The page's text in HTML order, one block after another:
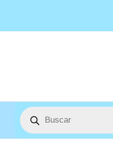
contenido
Búsqueda
de
productos